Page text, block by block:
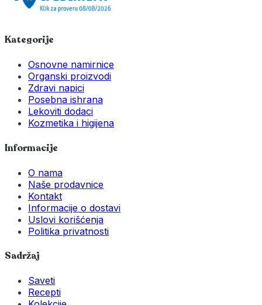
Kategorije
Osnovne namirnice
Organski proizvodi
Zdravi napici
Posebna ishrana
Lekoviti dodaci
Kozmetika i higijena
Informacije
O nama
Naše prodavnice
Kontakt
Informacije o dostavi
Uslovi korišćenja
Politika privatnosti
Sadržaj
Saveti
Recepti